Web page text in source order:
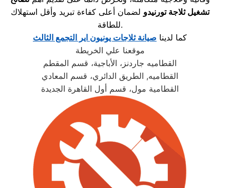
تشغيل ثلاجة تورنيدو لضمان أعلى كفاءة تبريد وأقل استهلاك
للطاقة.
كما لدينا صيانة ثلاجات يونيون اير التجمع الثالث
موقعنا علي الخريطة
القطاميه جاردنز، الأباجية، قسم المقطم
القطاميه, الطريق الدائري، قسم المعادي
القطامية مول، قسم أول القاهرة الجديدة